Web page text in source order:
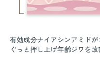
有効成分ナイアシンアミド
ぐっと押し上げ年齢ジワを改